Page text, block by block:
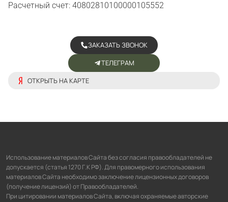
Расчетный счет: 40802810100000105552
ОТКРЫТЬ НА КАРТЕ
ТЕЛЕГРАМ
ЗАКАЗАТЬ ЗВОНОК
Использование материалов Сайта без согласия правообладателей не
допускается (статья 1270 Г.К РФ). Для правомерного использования
материалов Сайта необходимо заключение лицензионных договоров
(получение лицензий) от Правообладателей.
При цитировании материалов Сайта, включая охраняемые авторские